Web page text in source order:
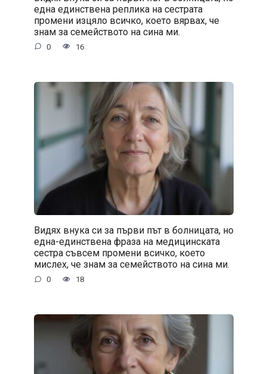
една единствена реплика на сестрата
промени изцяло всичко, което вярвах, че
знам за семейството на сина ми.
0 16
Видях внука си за първи път в болницата, но
една-единствена фраза на медицинската
сестра съвсем промени всичко, което
мислех, че знам за семейството на сина ми.
0 18